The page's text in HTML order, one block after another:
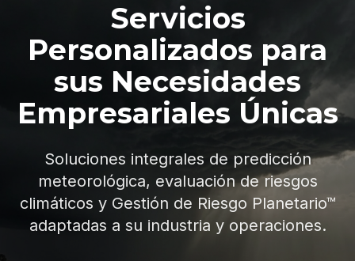
Servicios
Personalizados para
sus Necesidades
Empresariales Únicas
Soluciones integrales de predicción
meteorológica, evaluación de riesgos
climáticos y Gestión de Riesgo Planetario™
adaptadas a su industria y operaciones.